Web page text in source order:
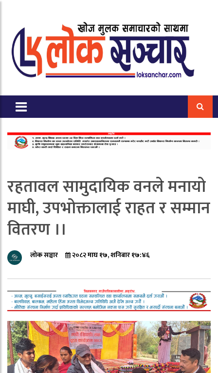
रहतावल सामुदायिक वनले मनायो
माघी, उपभोक्तालाई राहत र सम्मान
वितरण ।।
लोक सञ्चार २०८२ माघ १७, शनिबार १७:४६